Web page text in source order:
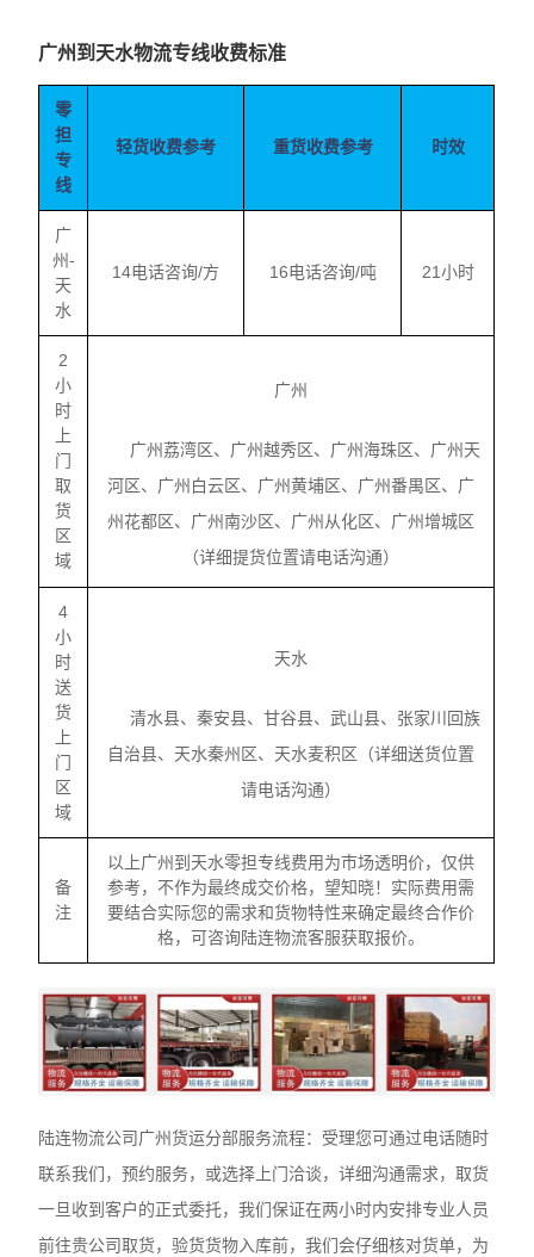
广州到天水物流专线收费标准
零
担
专
线
轻货收费参考 重货收费参考 时效
广
州-
天
水
14电话咨询/方 16电话咨询/吨 21小时
2
小
时
上
门
取
货
区
域
广州
广州荔湾区、广州越秀区、广州海珠区、广州天
河区、广州白云区、广州黄埔区、广州番禺区、广
州花都区、广州南沙区、广州从化区、广州增城区
（详细提货位置请电话沟通）
4
小
时
送
货
上
门
区
域
天水
清水县、秦安县、甘谷县、武山县、张家川回族
自治县、天水秦州区、天水麦积区（详细送货位置
请电话沟通）
备
注
以上广州到天水零担专线费用为市场透明价，仅供
参考，不作为最终成交价格，望知晓！实际费用需
要结合实际您的需求和货物特性来确定最终合作价
格，可咨询陆连物流客服获取报价。
陆连物流公司广州货运分部服务流程：受理您可通过电话随时
联系我们，预约服务，或选择上门洽谈，详细沟通需求，取货
一旦收到客户的正式委托，我们保证在两小时内安排专业人员
前往贵公司取货，验货货物入库前，我们会仔细核对货单，为